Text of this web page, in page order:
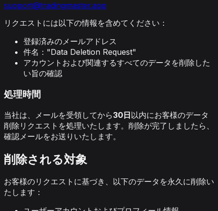
support@tradingmaster.app
リクエストには以下の情報を含めてください：
登録済みのメールアドレス
件名："Data Deletion Request"
アカウントおよび関連するすべてのデータを削除した
い旨の確認
処理時間
当社は、メールを受領してから30日以内にお客様のデータ
削除リクエストを処理いたします。削除が完了しましたら、
確認メールをお送りいたします。
削除される対象
お客様のリクエストに基づき、以下のデータを永久に削除い
たします：